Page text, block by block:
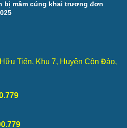
bị mâm cúng khai trương đơn
Tiến, Khu 7, Huyện Côn Đảo,